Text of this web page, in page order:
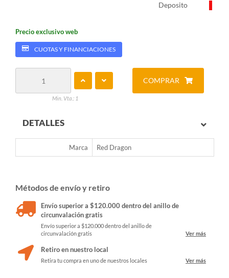
Deposito
Precio exclusivo web
CUOTAS Y FINANCIACIONES
Min. Vta.: 1
COMPRAR
DETALLES
Marca Red Dragon
Métodos de envío y retiro
Envío superior a $120.000 dentro del anillo de
circunvalación gratis
Envío superior a $120.000 dentro del anillo de
circunvalación gratis
Ver más
Retiro en nuestro local
Retira tu compra en uno de nuestros locales Ver más